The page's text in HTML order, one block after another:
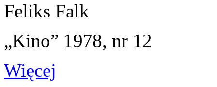
Feliks Falk
„Kino” 1978, nr 12
Więcej